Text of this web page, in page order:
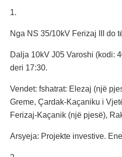
1.
Nga NS 35/10kV Ferizaj III do
Dalja 10kV J05 Varoshi (kodi:
deri 17:30.
Vendet: fshatrat: Elezaj (një
Greme, Çardak-Kaçaniku i
Ferizaj-Kaçanik (një pjesë),
Arsyeja: Projekte investive.